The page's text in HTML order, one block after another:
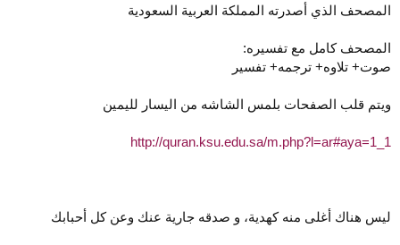
ع
المصحف الذي أصدرته المملكة العربية السعودية
http://quran.ksu.edu.sa/m.php?l=ar#aya=1_1